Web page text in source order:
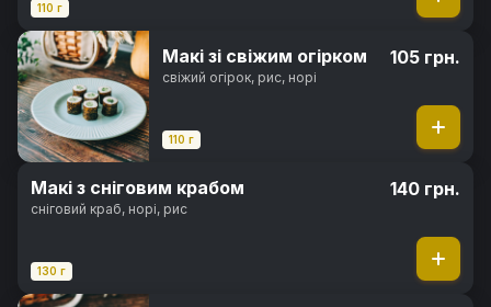
110 г
Макі зі свіжим огірком
свіжий огірок, рис, норі
110 г
105 грн.
Макі з сніговим крабом
сніговий краб, норі, рис
130 г
140 грн.